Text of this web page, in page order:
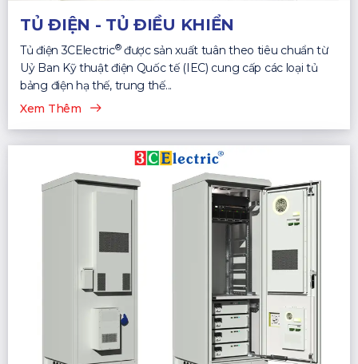
TỦ ĐIỆN - TỦ ĐIỀU KHIỂN
Tủ điện 3CElectric®được sản xuất tuân theo tiêu chuẩn từ
Uỷ Ban Kỹ thuật điện Quốc tế (IEC) cung cấp các loại tủ
bảng điện hạ thế, trung thế...
Xem Thêm